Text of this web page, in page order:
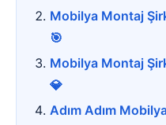
Mobilya Montaj
🎯
Mobilya Montaj
💎
Adım Adım